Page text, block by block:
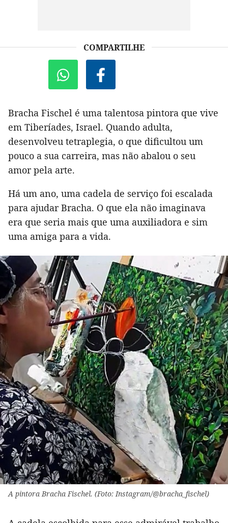
COMPARTILHE
Bracha Fischel é uma talentosa pintora que vive
em Tiberíades, Israel. Quando adulta,
desenvolveu tetraplegia, o que dificultou um
pouco a sua carreira, mas não abalou o seu
amor pela arte.
Há um ano, uma cadela de serviço foi escalada
para ajudar Bracha. O que ela não imaginava
era que seria mais que uma auxiliadora e sim
uma amiga para a vida.
A pintora Bracha Fischel. (Foto: Instagram/@bracha_fischel)